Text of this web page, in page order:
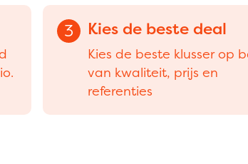
3 Kies de beste deal
Kies de beste klusser op
van kwaliteit, prijs en
referenties